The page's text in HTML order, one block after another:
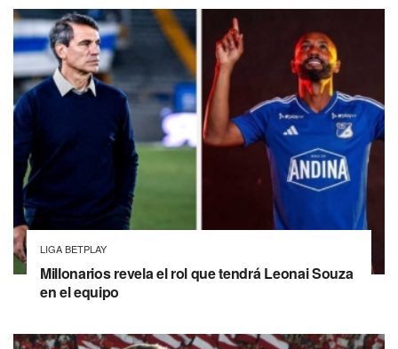
LIGA BETPLAY
Millonarios revela el rol que tendrá Leonai Souza
en el equipo